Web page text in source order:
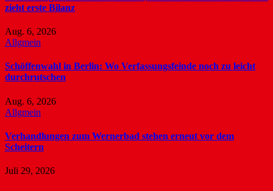
zieht erste Bilanz
Aug. 6, 2026
Allgmein
Schöffenwahl in Berlin: Wo Verfassungsfeinde noch zu leicht
durchrutschen
Aug. 6, 2026
Allgmein
Verhandlungen zum Wernerbad stehen erneut vor dem
Scheitern
Juli 29, 2026